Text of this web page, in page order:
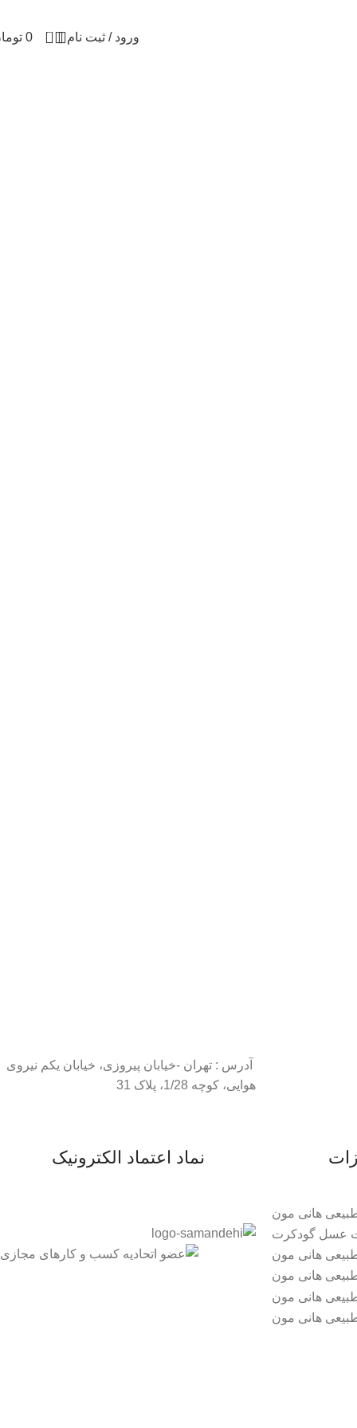
ورود / ثبت نام 0
0
آدرس : تهران -خیابان پیروزی، خیابان یکم نیروی
هوایی، کوچه 1/28، پلاک 31
نماد اعتماد الکترونیک